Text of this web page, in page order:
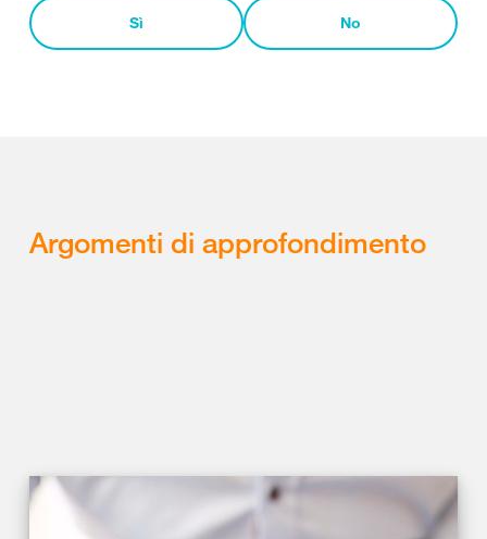
Sì No
Argomenti di approfondimento